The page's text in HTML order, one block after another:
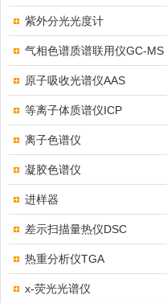
紫外分光光度计
气相色谱质谱联用仪GC-MS
原子吸收光谱仪AAS
等离子体质谱仪ICP
离子色谱仪
凝胶色谱仪
进样器
差示扫描量热仪DSC
热重分析仪TGA
x-荧光光谱仪